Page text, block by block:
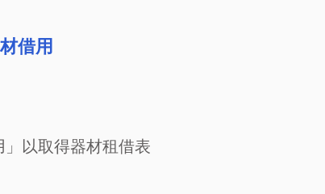
借用
以取得器材租借表